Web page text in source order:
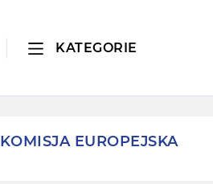
KATEGORIE
KOMISJA EUROPEJSKA